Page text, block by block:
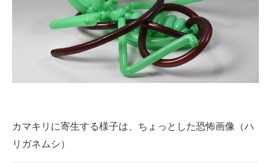
カマキリに寄生する様子は、ちょっとした恐怖画像（ハ
リガネムシ）